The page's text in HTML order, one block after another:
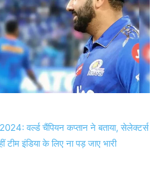
वर्ल्ड चैंपियन कप्तान ने बताया, सेलेक्टर्स
इंडिया के लिए ना पड़ जाए भारी